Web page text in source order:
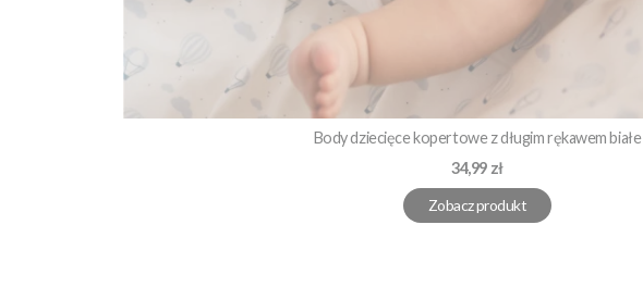
Body dziecięce kopertowe z długim rękawem białe
Cena
34,99 zł
Zobacz produkt